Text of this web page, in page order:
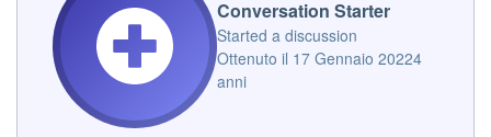
Conversation Starter
Started a discussion
Ottenuto il 17 Gennaio 20224
anni